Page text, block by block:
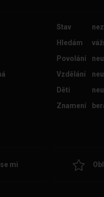
Stav
Hledám
Povolání
Vzdělání
Děti
Znamení
mi